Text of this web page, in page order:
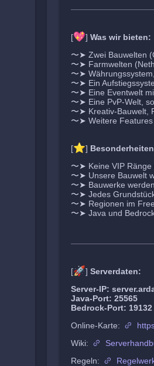
[💖] Was wir bieten:
〜➤ Zwei Bauwelten
〜➤ Farmwelten
〜➤
〜➤ Ein
〜➤ Eine Eventwelt
〜➤ Eine PvP-Welt,
〜➤ Kreativ-Bauwelt,
〜➤ Weitere
[⭐]
〜➤ Keine VIP
〜➤ Unsere Bauwelt
〜➤ Bauwerke
〜➤ Jedes
〜➤ Regionen im
〜➤ Java und
[🚀] Serverdaten:
Server-IP:
Java-Port: 25565
Bedrock-Port: 19132
Online-Karte:
Wiki:
Regeln: